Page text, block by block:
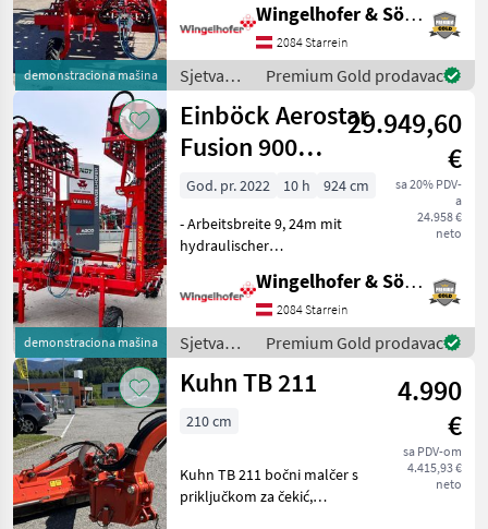
demonstraciona mašina
samonosive sekcije drljače -
222 indirektno dvostruko
opružna zubca drljače, d=7
mm-5
Wingelhofer & Söhne GmbH
2084 Starrein
Sjetva
(sijačice,
mulčeri,
sjetvospremači
i dr) /
Einböck
Premium Gold prodavac
demonstraciona mašina
Einböck Aerostar
Fusion 900
Hackstriegel
29.949,60
€
sa 20% PDV-
a
24.958 €
neto
God. pr. 2022 10 h
924 cm
- Arbeitsbreite 9, 24m mit
hydraulischer
selbsttragende
Striegelfelder - 330 Stk.
indirekt doppelgefederte
Striegelzinken d=7mm-
530mm -
Wingelhofer & Söhne GmbH
2084 Starrein
Sjetva
(sijačice,
mulčeri,
i dr) /
Premium Gold prodavac
Kuhn TB 211
4.990
€
sa PDV-om
4.415,93 €
neto
210 cm
Kuhn TB 211 bočni malčer s
priključkom za čekić,